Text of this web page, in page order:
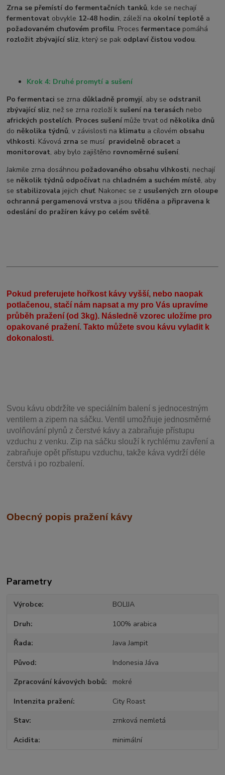
Zrna se přemístí do fermentačních tanků, kde se nechají
fermentovat obvykle 12-48 hodin, záleží na okolní teplotě a
požadovaném chuťovém profilu. Procesfermentace pomáhá
rozložit zbývající sliz, který se pak odplaví čistou vodou.
Krok 4: Druhé promytí a sušení
Po fermentaci se zrna důkladně promyjí, aby se odstranil
zbývající sliz, než se zrna rozloží k sušení na terasách nebo
afrických postelích. Proces sušení může trvat od několika dnů
do několika týdnů, v závislosti na klimatu a cílovém obsahu
vlhkosti. Kávová zrna se musí pravidelně obracet a
monitorovat, aby bylo zajištěno rovnoměrné sušení.
Jakmile zrna dosáhnou požadovaného obsahu vlhkosti, nechají
se několik týdnů odpočívat na chladném a suchém místě, aby
se stabilizovala jejich chuť. Nakonec se z usušených zrn oloupe
ochranná pergamenová vrstva a jsou tříděna a připravena k
odeslání do pražíren kávy po celém světě.
Pokud preferujete hořkost kávy vyšší, nebo naopak
potlačenou, stačí nám napsat a my pro Vás upravíme
průběh pražení (od 3kg). Následně vzorec uložíme pro
opakované pražení. Takto můžete svou kávu vyladit k
dokonalosti.
Svou kávu obdržíte ve speciálním balení s jednocestným
ventilem a zipem na sáčku. Ventil umožňuje jednosměrné
uvolňování plynů z čerstvé kávy a zabraňuje přístupu
vzduchu z venku. Zip na sáčku slouží k rychlému zavření a
zabraňuje opět přístupu vzduchu, takže káva vydrží déle
čerstvá i po rozbalení.
Obecný popis pražení kávy
Parametry
Výrobce BOLIJA
Druh 100% arabica
Řada Java Jampit
Původ Indonesia Jáva
Zpracování kávových bobů mokré
Intenzita pražení City Roast
Stav zrnková nemletá
Acidita minimální